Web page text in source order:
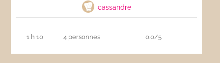
cassandre
1 h 10 4 personnes 0.0/5